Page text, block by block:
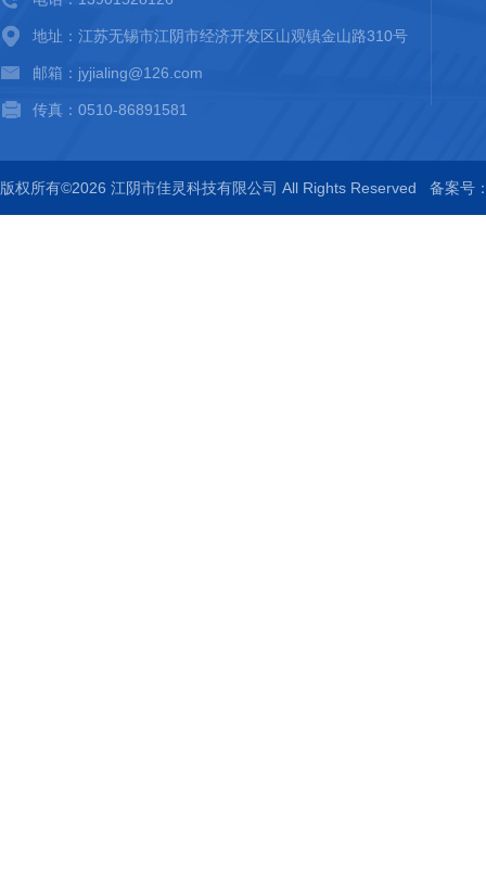
地址：江苏无锡市江阴市经济开发区山观镇金山路310号
邮箱：jyjialing@126.com
传真：0510-86891581
版权所有©2026 江阴市佳灵科技有限公司 All Rights Reserved 备案号